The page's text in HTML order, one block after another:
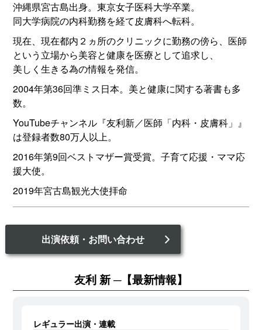
沖縄県宮古島出身。東京女子医科大学卒業。
同大学病院の内科勤務を経て皮膚科へ転科。
現在、現在都内２ヵ所のクリニックに勤務の傍ら、医師
という立場から美容と健康を医療として追求し、
美しく生きる為の情報を発信。
2004年第36回準ミス日本。美と健康に関する著書も多
数。
YouTubeチャンネル『友利新／医師「内科・皮膚科」』
は登録者数80万人以上。
2016年第9回ベストマザー賞受賞。子育て応援・ママ応
援大使。
2019年宮古島観光大使拝命
出演依頼・お問い合わせ
友利 新 【最新情報】
レギュラー出演・連載